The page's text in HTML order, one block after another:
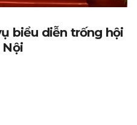
biểu diễn trống hội
Nội